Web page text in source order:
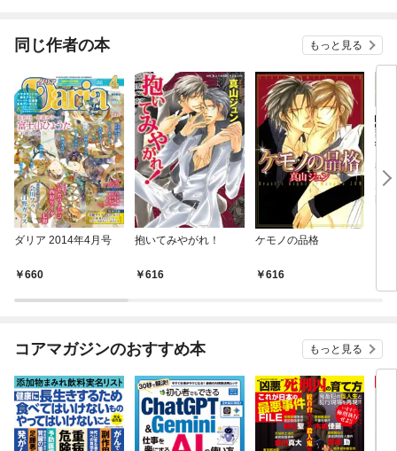
同じ作者の本 もっと見る
ダリア 2014年4月号
660
抱いてみやがれ！
616
ケモノの品格
616
コアマガジンのおすすめ本 もっと見る